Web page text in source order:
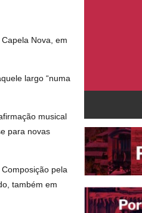
Nova, em
largo “numa
musical
para novas
pela
também em